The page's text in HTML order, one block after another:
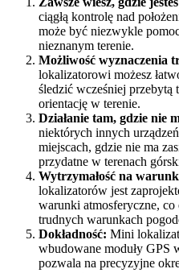
ciągłą kontrolę nad
może być niezwykle
nieznanym terenie.
Możliwość wyznaczenia
lokalizatorowi możesz
śledzić wcześniej przebytą
orientację w terenie.
Działanie tam, gdzie nie
niektórych innych
miejscach, gdzie nie ma
przydatne w terenach
Wytrzymałość na
lokalizatorów jest
warunki atmosferyczne, co
trudnych warunkach
Dokładność: Mini
wbudowane moduły GPS
pozwala na precyzyjne